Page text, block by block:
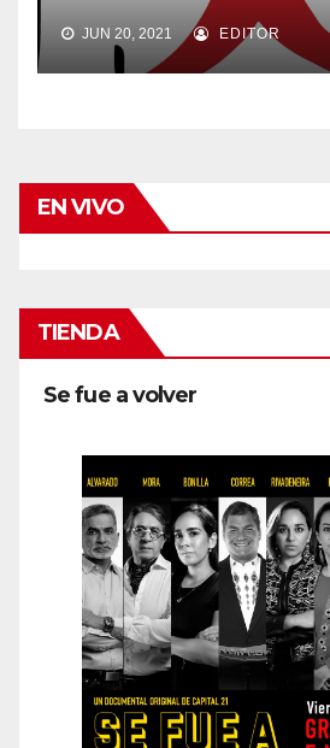
JUN 20, 2021 EDITOR
EN VIVO
TIENDA
Se fue a volver